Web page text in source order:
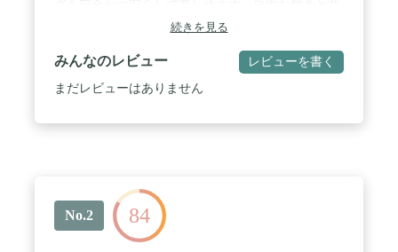
に、しっかりとしたフィット感とオープンイヤーデ
ザインが新しいトレーニング体験を提供します。 /
臨場感溢れる音乐：OpenRun Proは、2つの低音増強
ユニットがトランスデューサに内蔵され、これによ
りクリアで中高音域の再生だけでなく、深みのある
10メートル範囲内でご利用いただけます。また、ボ
タンタッチ操作機能も搭載、スマートフォンを取り
出すことなく、楽曲の選択やボリュームの調整が可
能です。 / 最大10時間連続再生可能：最長で10時間
続きを見る
みんなのレビュー レビューを書く
まだレビューはありません
No.2 84